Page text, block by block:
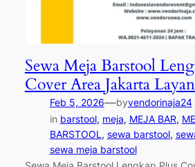
Sewa Meja Barstool
Cover Area Jakarta
Feb 5, 2026—byvendorinaja24
in barstool, meja, MEJA BAR,
BARSTOOL, sewa barstool,
sewa meja barstool